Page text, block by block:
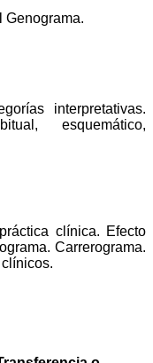
Genograma.
interpretativas.
esquemático,
clínica. Efecto
Carrerograma.